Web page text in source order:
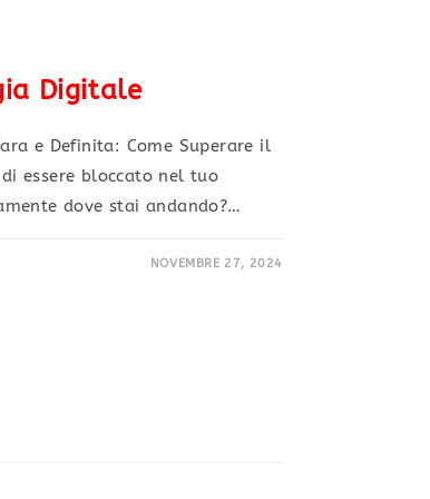
Digitale
e Definita: Come Superare il
essere bloccato nel tuo
dove stai andando?…
NOVEMBRE 27, 2024